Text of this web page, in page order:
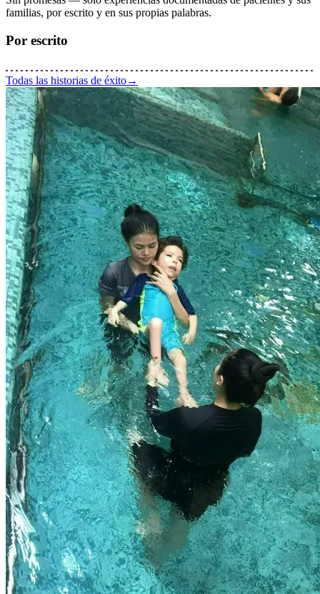
familias, por escrito y en sus propias palabras.
Por escrito
Todas las historias de éxito→